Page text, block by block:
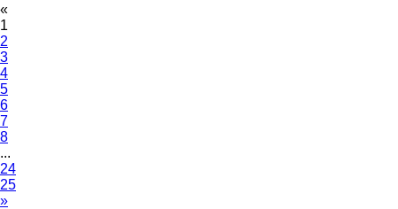
«
1
2
3
4
5
6
7
8
...
24
25
»